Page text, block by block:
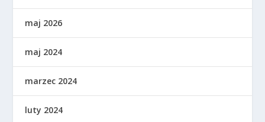
maj 2026
maj 2024
marzec 2024
luty 2024